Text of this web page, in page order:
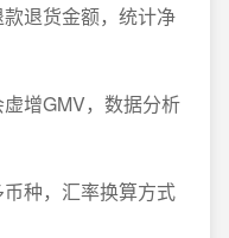
退货金额，统计净
增GMV，数据分析
种，汇率换算方式